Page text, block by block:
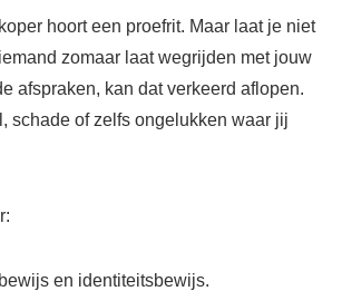
hoort een proefrit. Maar laat je niet
zomaar laat wegrijden met jouw
afspraken, kan dat verkeerd aflopen.
schade of zelfs ongelukken waar jij
en identiteitsbewijs.